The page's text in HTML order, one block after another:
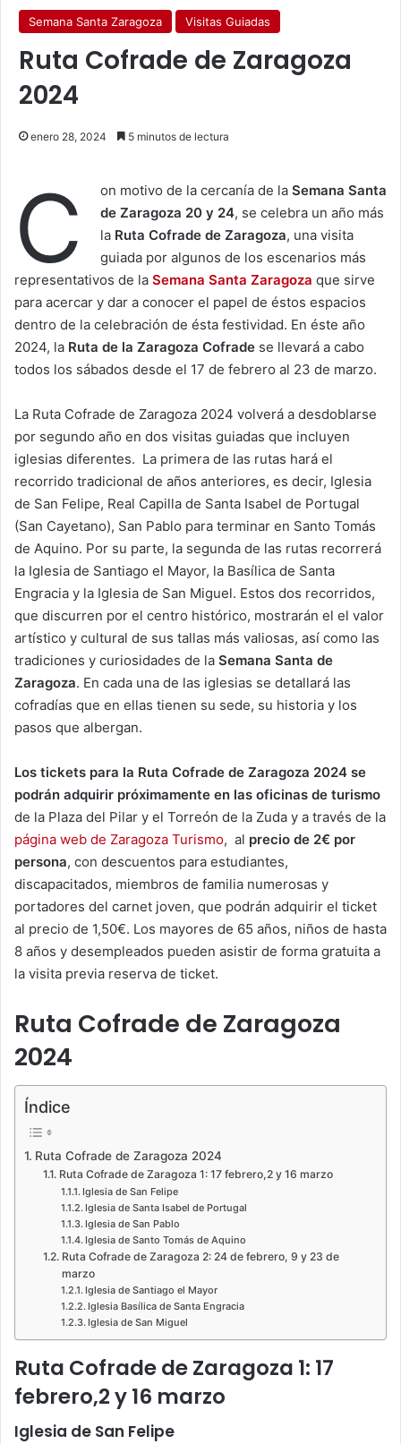
Semana Santa Zaragoza Visitas Guiadas
Ruta Cofrade de Zaragoza
2024
enero 28, 2024 5 minutos de lectura
C on motivo de la cercanía de la Semana Santa
de Zaragoza 20 y 24, se celebra un año más
la Ruta Cofrade de Zaragoza, una visita
guiada por algunos de los escenarios más
representativos de la Semana Santa Zaragoza que sirve
para acercar y dar a conocer el papel de éstos espacios
dentro de la celebración de ésta festividad. En éste año
2024, la Ruta de la Zaragoza Cofrade se llevará a cabo
todos los sábados desde el 17 de febrero al 23 de marzo.
La Ruta Cofrade de Zaragoza 2024 volverá a desdoblarse
por segundo año en dos visitas guiadas que incluyen
iglesias diferentes. La primera de las rutas hará el
recorrido tradicional de años anteriores, es decir, Iglesia
de San Felipe, Real Capilla de Santa Isabel de Portugal
(San Cayetano), San Pablo para terminar en Santo Tomás
de Aquino. Por su parte, la segunda de las rutas recorrerá
la Iglesia de Santiago el Mayor, la Basílica de Santa
Engracia y la Iglesia de San Miguel. Estos dos recorridos,
que discurren por el centro histórico, mostrarán el el valor
artístico y cultural de sus tallas más valiosas, así como las
tradiciones y curiosidades de la Semana Santa de
Zaragoza. En cada una de las iglesias se detallará las
cofradías que en ellas tienen su sede, su historia y los
pasos que albergan.
Los tickets para la Ruta Cofrade de Zaragoza 2024 se
podrán adquirir próximamente en las oficinas de turismo
de la Plaza del Pilar y el Torreón de la Zuda y a través de la
página web de Zaragoza Turismo, al precio de 2€ por
persona, con descuentos para estudiantes,
discapacitados, miembros de familia numerosas y
portadores del carnet joven, que podrán adquirir el ticket
al precio de 1,50€. Los mayores de 65 años, niños de hasta
8 años y desempleados pueden asistir de forma gratuita a
la visita previa reserva de ticket.
Ruta Cofrade de Zaragoza
2024
Índice
Ruta Cofrade de Zaragoza 2024
Ruta Cofrade de Zaragoza 1: 17 febrero,2 y 16 marzo
Iglesia de San Felipe
Iglesia de Santa Isabel de Portugal
Iglesia de San Pablo
Iglesia de Santo Tomás de Aquino
Ruta Cofrade de Zaragoza 2: 24 de febrero, 9 y 23 de
marzo
Iglesia de Santiago el Mayor
Iglesia Basílica de Santa Engracia
Iglesia de San Miguel
Ruta Cofrade de Zaragoza 1: 17
febrero,2 y 16 marzo
Iglesia de San Felipe